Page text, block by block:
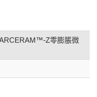
Z零膨脹微